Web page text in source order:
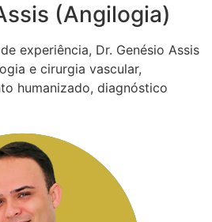
(Angilogia)
experiência, Dr. Genésio Assis
e cirurgia vascular,
humanizado, diagnóstico